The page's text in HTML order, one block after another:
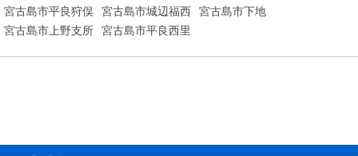
宮古島市平良狩俣
宮古島市城辺福西
宮古島市下地
宮古島市上野支所
宮古島市平良西里